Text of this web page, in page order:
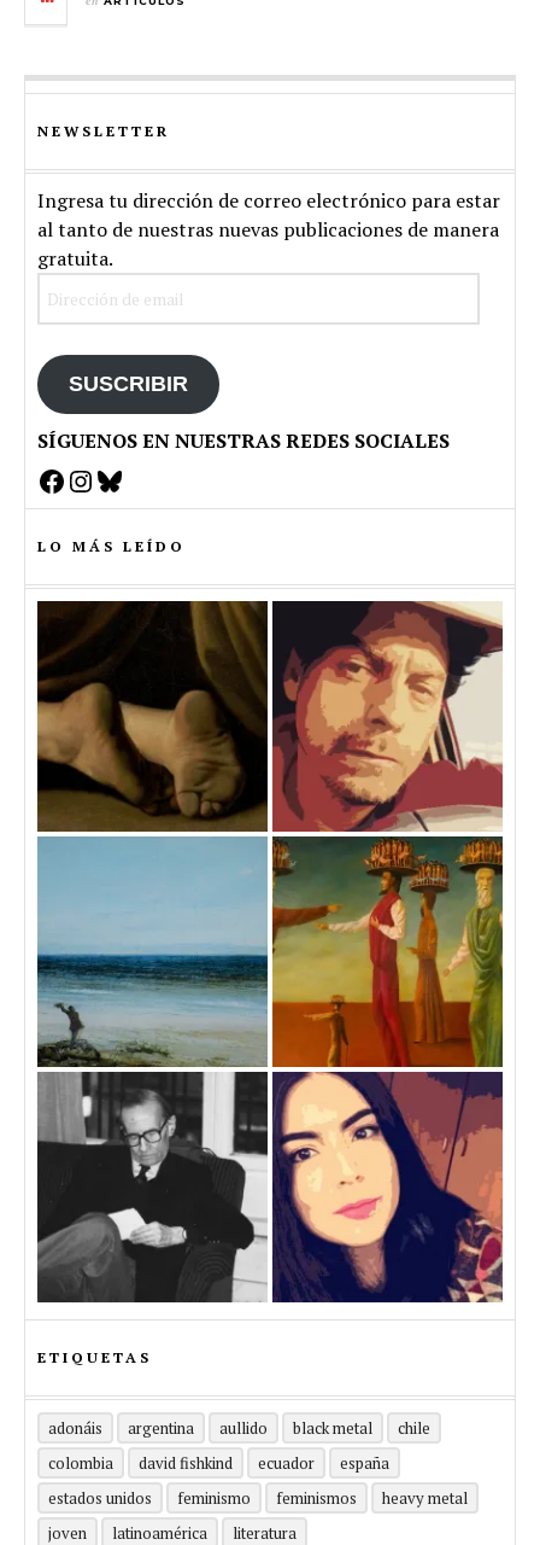
NEWSLETTER
Ingresa tu dirección de correo electrónico para estar
al tanto de nuestras nuevas publicaciones de manera
gratuita.
SUSCRIBIR
SÍGUENOS EN NUESTRAS REDES SOCIALES
Facebook
Instagram
Bluesky
LO MÁS LEÍDO
ETIQUETAS
adonáis argentina aullido black metal
chile
colombia
david fishkind ecuador
españa
estados unidos
feminismo feminismos
heavy metal
joven
latinoamérica
literatura